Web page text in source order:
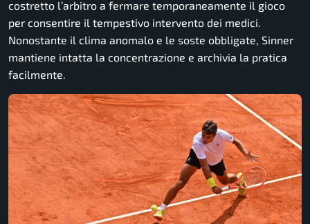
costretto l’arbitro a fermare temporaneamente il gioco
per consentire il tempestivo intervento dei medici.
Nonostante il clima anomalo e le soste obbligate, Sinner
mantiene intatta la concentrazione e archivia la pratica
facilmente.